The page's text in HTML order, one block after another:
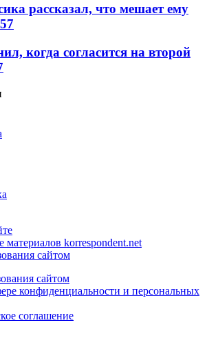
рассказал, что мешает ему
когда согласится на второй
материалов korrespondent.net
сайтом
сайтом
конфиденциальности и персональных
соглашение